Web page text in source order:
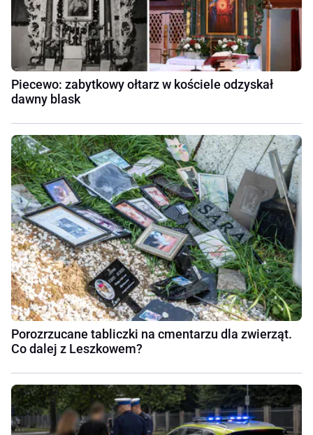
Piecewo: zabytkowy ołtarz w kościele odzyskał
dawny blask
Porozrzucane tabliczki na cmentarzu dla zwierząt.
Co dalej z Leszkowem?